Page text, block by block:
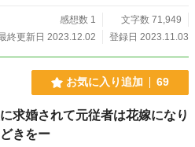
感想数 1
文字数 71,949
終更新日 2023.12.02
登録日 2023.11.03
お気に入り追加 69
求婚されて元従者は花嫁になり
きをー